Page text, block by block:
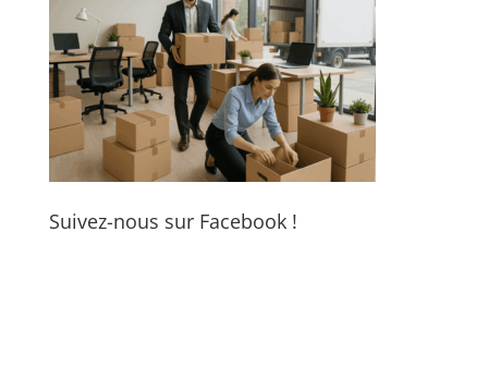
Suivez-nous sur Facebook !